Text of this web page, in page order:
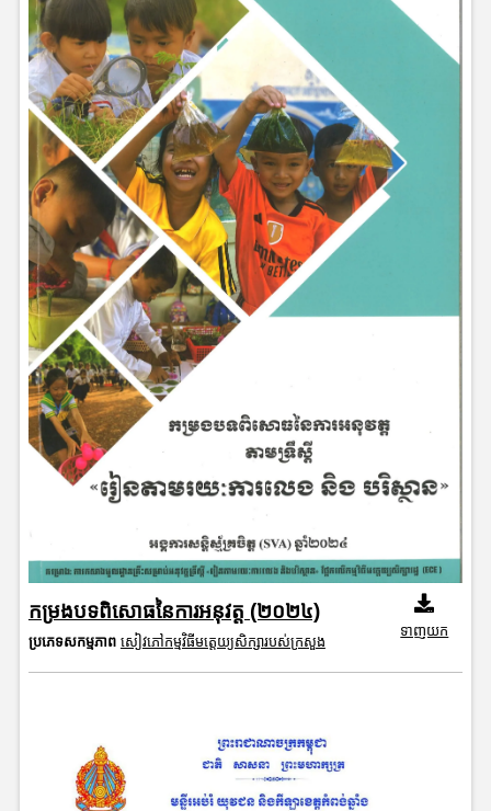
កម្រងបទពិសោធនៃការអនុវត្ត (២០២៤)
ប្រភេទសកម្មភាព សៀវភៅកម្មវិធីមត្តេយ្យសិក្សារបស់ក្រសួង
ទាញយក